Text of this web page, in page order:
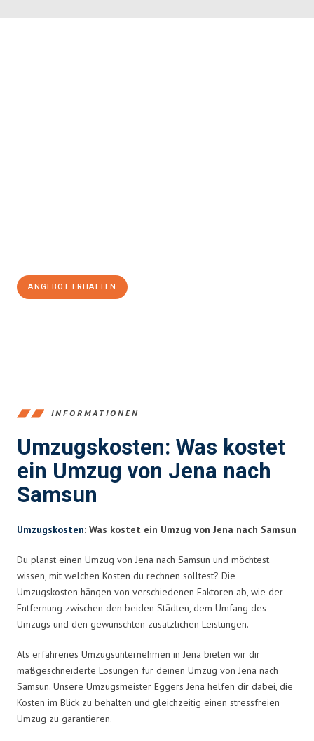
ANGEBOT ERHALTEN
INFORMATIONEN
Umzugskosten: Was kostet
ein Umzug von Jena nach
Samsun
Umzugskosten: Was kostet ein Umzug von Jena nach Samsun
Du planst einen Umzug von Jena nach Samsun und möchtest
wissen, mit welchen Kosten du rechnen solltest? Die
Umzugskosten hängen von verschiedenen Faktoren ab, wie der
Entfernung zwischen den beiden Städten, dem Umfang des
Umzugs und den gewünschten zusätzlichen Leistungen.
Als erfahrenes Umzugsunternehmen in Jena bieten wir dir
maßgeschneiderte Lösungen für deinen Umzug von Jena nach
Samsun. Unsere Umzugsmeister Eggers Jena helfen dir dabei, die
Kosten im Blick zu behalten und gleichzeitig einen stressfreien
Umzug zu garantieren.